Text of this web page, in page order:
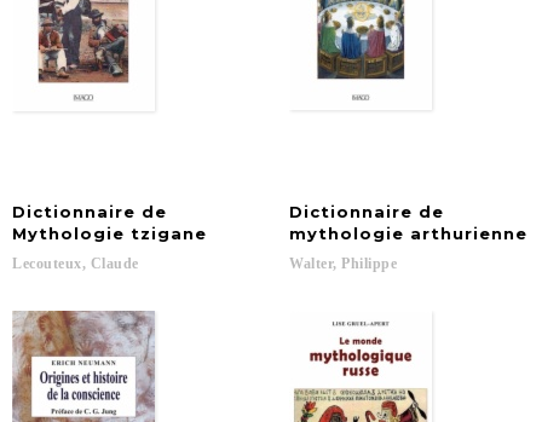
Dictionnaire de
Mythologie tzigane
Lecouteux, Claude
Dictionnaire de
mythologie arthurienne
Walter, Philippe